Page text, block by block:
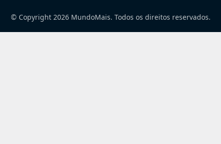
© Copyright 2026 MundoMais. Todos os direitos reservados.